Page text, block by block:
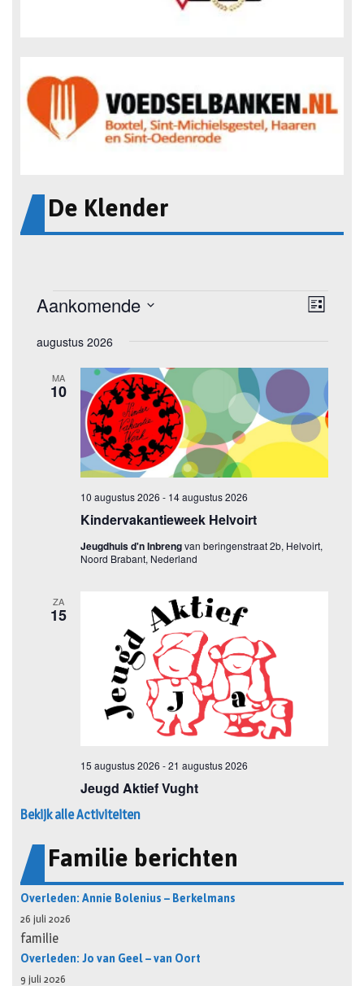
De Klender
Bekijk alle Activiteiten
Familie berichten
Overleden: Annie Bolenius – Berkelmans
26 juli 2026
familie
Overleden: Jo van Geel – van Oort
9 juli 2026